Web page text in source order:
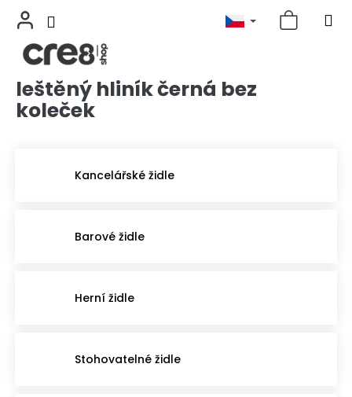
Přejít
obsah
leštěný hliník černá bez
koleček
Kancelářské židle
Barové židle
Herní židle
Stohovatelné židle